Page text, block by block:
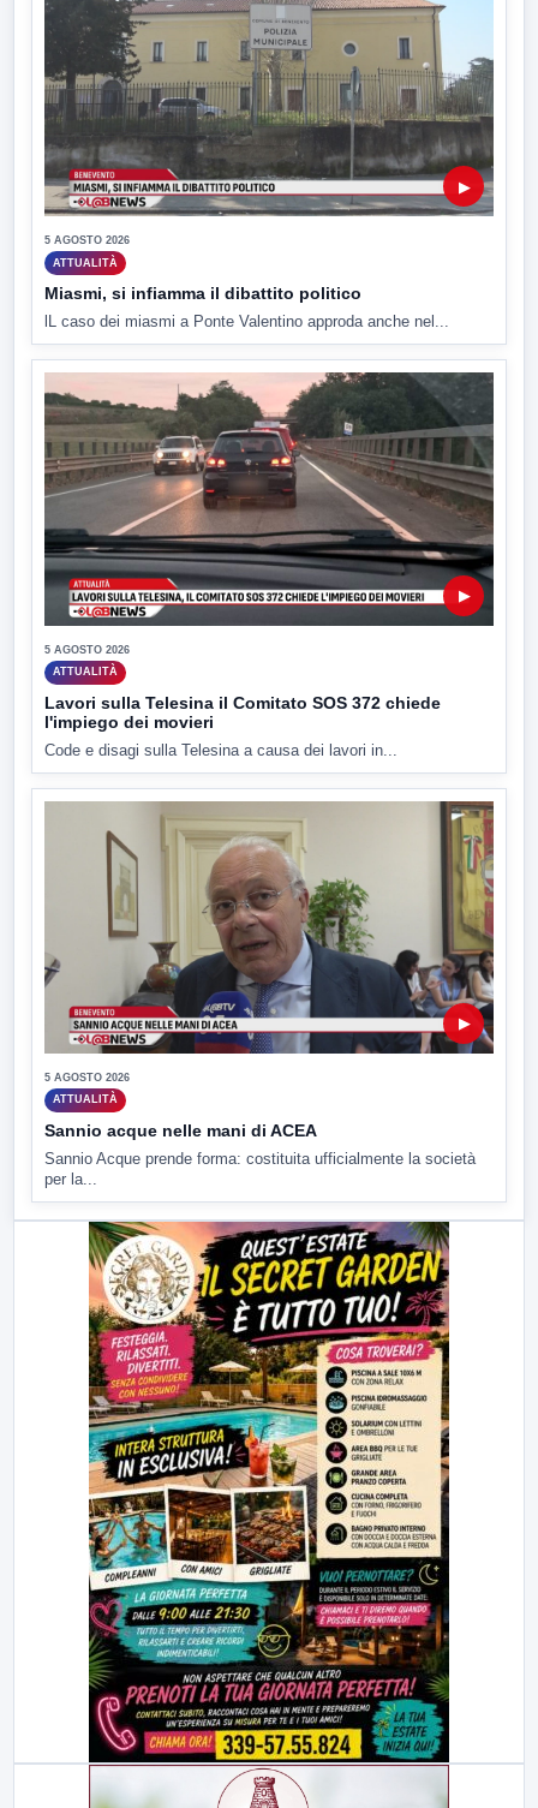
▶
5 AGOSTO 2026
ATTUALITÀ
Miasmi, si infiamma il dibattito politico
lL caso dei miasmi a Ponte Valentino approda anche nel...
▶
5 AGOSTO 2026
ATTUALITÀ
Lavori sulla Telesina il Comitato SOS 372 chiede
l'impiego dei movieri
Code e disagi sulla Telesina a causa dei lavori in...
▶
5 AGOSTO 2026
ATTUALITÀ
Sannio acque nelle mani di ACEA
Sannio Acque prende forma: costituita ufficialmente la società
per la...